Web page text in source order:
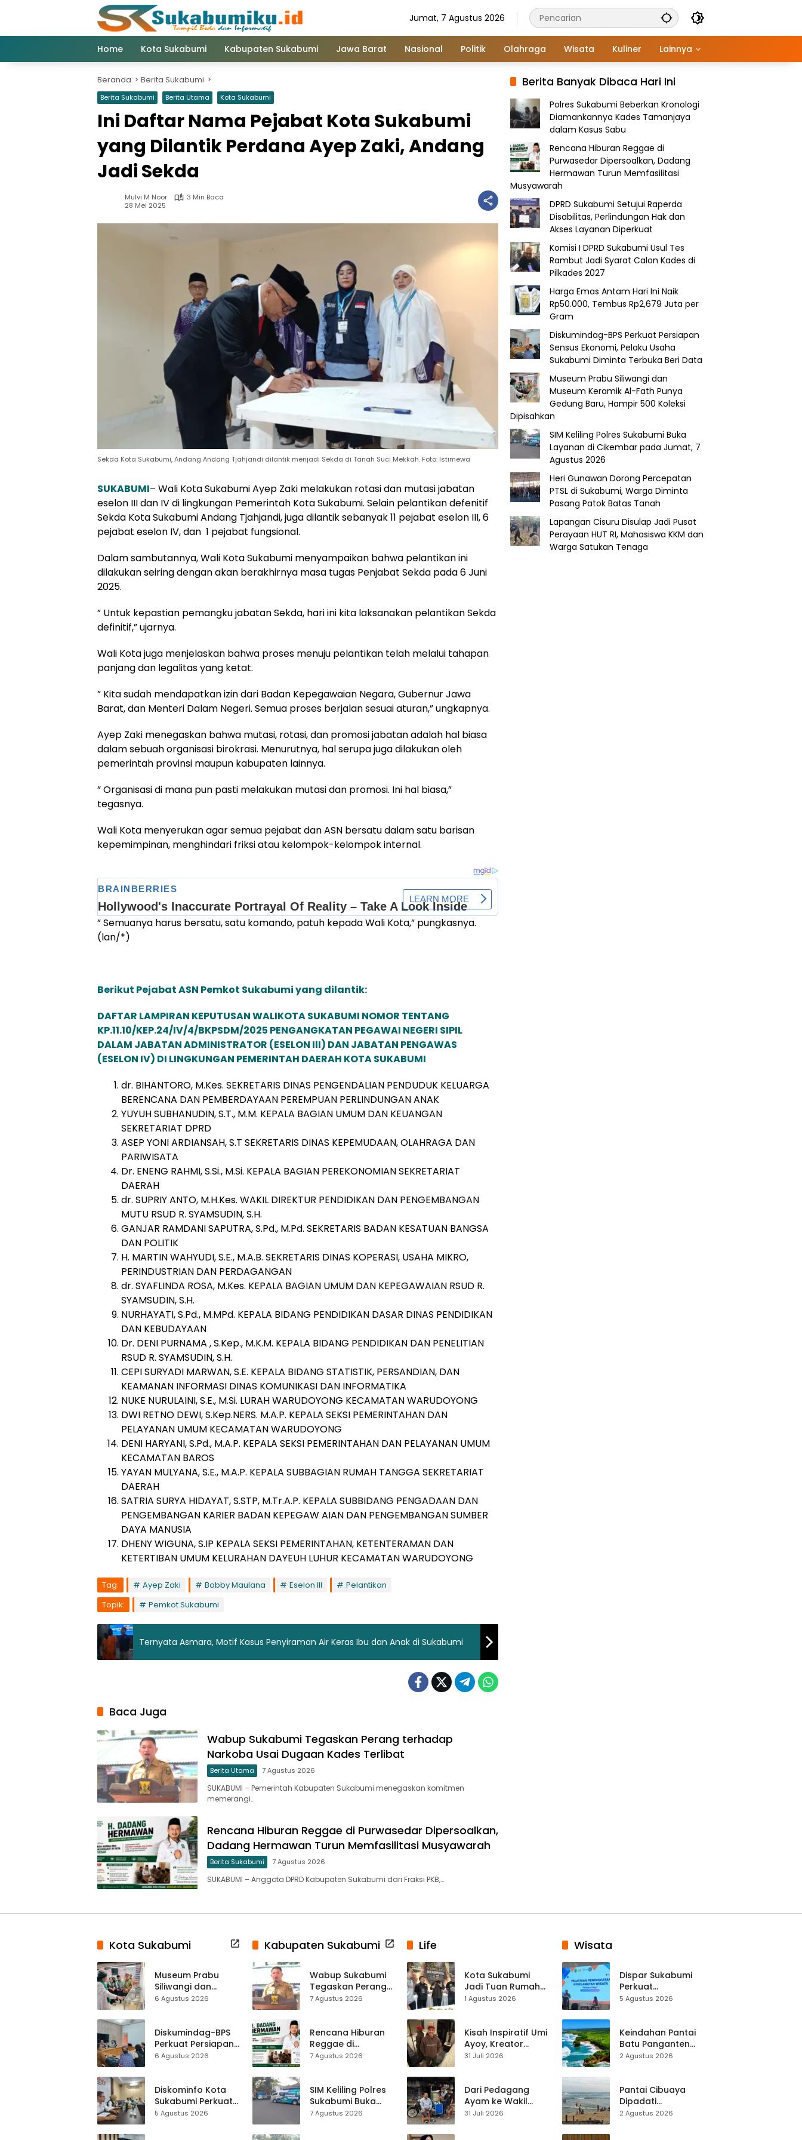
Jumat, 7 Agustus 2026
Home Kota Sukabumi Kabupaten Sukabumi Jawa Barat Nasional Politik Olahraga Wisata Kuliner Lainnya
Beranda Berita Sukabumi
Berita Sukabumi Berita Utama Kota Sukabumi
Ini Daftar Nama Pejabat Kota Sukabumi
yang Dilantik Perdana Ayep Zaki, Andang
Jadi Sekda
Mulvi M Noor
3 Min Baca
28 Mei 2025
Sekda Kota Sukabumi, Andang Andang Tjahjandi dilantik menjadi Sekda di Tanah Suci Mekkah. Foto: Istimewa
SUKABUMI– Wali Kota Sukabumi Ayep Zaki melakukan rotasi dan mutasi jabatan
eselon III dan IV di lingkungan Pemerintah Kota Sukabumi. Selain pelantikan defenitif
Sekda Kota Sukabumi Andang Tjahjandi, juga dilantik sebanyak 11 pejabat eselon III, 6
pejabat eselon IV, dan 1 pejabat fungsional.
Dalam sambutannya, Wali Kota Sukabumi menyampaikan bahwa pelantikan ini
dilakukan seiring dengan akan berakhirnya masa tugas Penjabat Sekda pada 6 Juni
2025.
” Untuk kepastian pemangku jabatan Sekda, hari ini kita laksanakan pelantikan Sekda
definitif,” ujarnya.
Wali Kota juga menjelaskan bahwa proses menuju pelantikan telah melalui tahapan
panjang dan legalitas yang ketat.
” Kita sudah mendapatkan izin dari Badan Kepegawaian Negara, Gubernur Jawa
Barat, dan Menteri Dalam Negeri. Semua proses berjalan sesuai aturan,” ungkapnya.
Ayep Zaki menegaskan bahwa mutasi, rotasi, dan promosi jabatan adalah hal biasa
dalam sebuah organisasi birokrasi. Menurutnya, hal serupa juga dilakukan oleh
pemerintah provinsi maupun kabupaten lainnya.
” Organisasi di mana pun pasti melakukan mutasi dan promosi. Ini hal biasa,”
tegasnya.
Wali Kota menyerukan agar semua pejabat dan ASN bersatu dalam satu barisan
kepemimpinan, menghindari friksi atau kelompok-kelompok internal.
” Semuanya harus bersatu, satu komando, patuh kepada Wali Kota,” pungkasnya.
(lan/*)
Berikut Pejabat ASN Pemkot Sukabumi yang dilantik:
DAFTAR LAMPIRAN KEPUTUSAN WALIKOTA SUKABUMI NOMOR TENTANG
KP.11.10/KEP.24/IV/4/BKPSDM/2025 PENGANGKATAN PEGAWAI NEGERI SIPIL
DALAM JABATAN ADMINISTRATOR (ESELON IlI) DAN JABATAN PENGAWAS
(ESELON IV) DI LINGKUNGAN PEMERINTAH DAERAH KOTA SUKABUMI
dr. BIHANTORO, M.Kes. SEKRETARIS DINAS PENGENDALIAN PENDUDUK KELUARGA
BERENCANA DAN PEMBERDAYAAN PEREMPUAN PERLINDUNGAN ANAK
YUYUH SUBHANUDIN, S.T., M.M. KEPALA BAGIAN UMUM DAN KEUANGAN
SEKRETARIAT DPRD
ASEP YONI ARDIANSAH, S.T SEKRETARIS DINAS KEPEMUDAAN, OLAHRAGA DAN
PARIWISATA
Dr. ENENG RAHMI, S.Si., M.Si. KEPALA BAGIAN PEREKONOMIAN SEKRETARIAT
DAERAH
dr. SUPRIY ANTO, M.H.Kes. WAKIL DIREKTUR PENDIDIKAN DAN PENGEMBANGAN
MUTU RSUD R. SYAMSUDIN, S.H.
GANJAR RAMDANI SAPUTRA, S.Pd., M.Pd. SEKRETARIS BADAN KESATUAN BANGSA
DAN POLITIK
H. MARTIN WAHYUDI, S.E., M.A.B. SEKRETARIS DINAS KOPERASI, USAHA MIKRO,
PERINDUSTRIAN DAN PERDAGANGAN
dr. SYAFLINDA ROSA, M.Kes. KEPALA BAGIAN UMUM DAN KEPEGAWAIAN RSUD R.
SYAMSUDIN, S.H.
NURHAYATI, S.Pd., M.MPd. KEPALA BIDANG PENDIDIKAN DASAR DINAS PENDIDIKAN
DAN KEBUDAYAAN
Dr. DENI PURNAMA , S.Kep., M.K.M. KEPALA BIDANG PENDIDIKAN DAN PENELITIAN
RSUD R. SYAMSUDIN, S.H.
CEPI SURYADI MARWAN, S.E. KEPALA BIDANG STATISTIK, PERSANDIAN, DAN
KEAMANAN INFORMASI DINAS KOMUNIKASI DAN INFORMATIKA
NUKE NURULAINI, S.E., M.Si. LURAH WARUDOYONG KECAMATAN WARUDOYONG
DWI RETNO DEWI, S.Kep.NERS. M.A.P. KEPALA SEKSI PEMERINTAHAN DAN
PELAYANAN UMUM KECAMATAN WARUDOYONG
DENI HARYANI, S.Pd., M.A.P. KEPALA SEKSI PEMERINTAHAN DAN PELAYANAN UMUM
KECAMATAN BAROS
YAYAN MULYANA, S.E., M.A.P. KEPALA SUBBAGIAN RUMAH TANGGA SEKRETARIAT
DAERAH
SATRIA SURYA HIDAYAT, S.STP, M.Tr.A.P. KEPALA SUBBIDANG PENGADAAN DAN
PENGEMBANGAN KARIER BADAN KEPEGAW AIAN DAN PENGEMBANGAN SUMBER
DAYA MANUSIA
DHENY WIGUNA, S.IP KEPALA SEKSI PEMERINTAHAN, KETENTERAMAN DAN
KETERTIBAN UMUM KELURAHAN DAYEUH LUHUR KECAMATAN WARUDOYONG
Tag: Ayep Zaki Bobby Maulana Eselon III
Pelantikan
Topik:
Pemkot Sukabumi
Ternyata Asmara, Motif Kasus Penyiraman Air Keras Ibu dan Anak di Sukabumi
Baca Juga
Wabup Sukabumi Tegaskan Perang terhadap
Narkoba Usai Dugaan Kades Terlibat
Berita Utama 7 Agustus 2026
SUKABUMI – Pemerintah Kabupaten Sukabumi menegaskan komitmen
memerangi…
Rencana Hiburan Reggae di Purwasedar Dipersoalkan,
Dadang Hermawan Turun Memfasilitasi Musyawarah
Berita Sukabumi 7 Agustus 2026
SUKABUMI – Anggota DPRD Kabupaten Sukabumi dari Fraksi PKB,…
Berita Banyak Dibaca Hari Ini
Polres Sukabumi Beberkan Kronologi
Diamankannya Kades Tamanjaya
dalam Kasus Sabu
Rencana Hiburan Reggae di
Purwasedar Dipersoalkan, Dadang
Hermawan Turun Memfasilitasi
Musyawarah
DPRD Sukabumi Setujui Raperda
Disabilitas, Perlindungan Hak dan
Akses Layanan Diperkuat
Komisi I DPRD Sukabumi Usul Tes
Rambut Jadi Syarat Calon Kades di
Pilkades 2027
Harga Emas Antam Hari Ini Naik
Rp50.000, Tembus Rp2,679 Juta per
Gram
Diskumindag-BPS Perkuat Persiapan
Sensus Ekonomi, Pelaku Usaha
Sukabumi Diminta Terbuka Beri Data
Museum Prabu Siliwangi dan
Museum Keramik Al-Fath Punya
Gedung Baru, Hampir 500 Koleksi
Dipisahkan
SIM Keliling Polres Sukabumi Buka
Layanan di Cikembar pada Jumat, 7
Agustus 2026
Heri Gunawan Dorong Percepatan
PTSL di Sukabumi, Warga Diminta
Pasang Patok Batas Tanah
Lapangan Cisuru Disulap Jadi Pusat
Perayaan HUT RI, Mahasiswa KKM dan
Warga Satukan Tenaga
Kota Sukabumi
Museum Prabu
Siliwangi dan
Museum Keramik
Hampir 500 Koleksi
Dipisahkan
6 Agustus 2026
Diskumindag-BPS
Perkuat Persiapan
Sensus Ekonomi,
Terbuka Beri Data
6 Agustus 2026
Diskominfo Kota
Sukabumi Perkuat
Satu Data
5 Agustus 2026
Kabupaten Sukabumi
Wabup Sukabumi
Tegaskan Perang
terhadap Narkoba
7 Agustus 2026
Rencana Hiburan
Reggae di
Purwasedar
Turun Memfasilitasi
Musyawarah
7 Agustus 2026
SIM Keliling Polres
Sukabumi Buka
Layanan di
7 Agustus 2026
Life
Kota Sukabumi
Jadi Tuan Rumah
Kontes Batu Akik
1 Agustus 2026
Kisah Inspiratif Umi
Ayoy, Kreator
TikTok Asal
Live Streaming
31 Juli 2026
Dari Pedagang
Ayam ke Wakil
Ketua DPRD, H.
31 Juli 2026
Wisata
Dispar Sukabumi
Perkuat
Keselamatan
Mitigasi hingga
Teknik Evakuasi
5 Agustus 2026
Keindahan Pantai
Batu Panganten
Mulai Dilirik
2 Agustus 2026
Pantai Cibuaya
Dipadati
Wisatawan,
2 Agustus 2026